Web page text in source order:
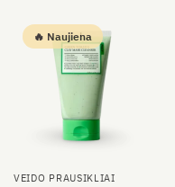
🔥 Naujiena
VEIDO PRAUSIKLIAI